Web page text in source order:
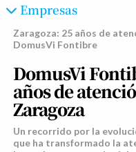
Empresas
Zaragoza: 25 años de
DomusVi Fontibre
DomusVi
años de
Zaragoza
Un recorrido por la
que ha transformado la